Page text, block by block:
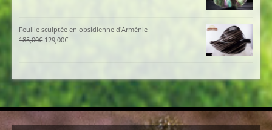
Feuille sculptée en obsidienne d'Arménie
185,00€ Le
185,00€.
129,00€Le
129,00€.